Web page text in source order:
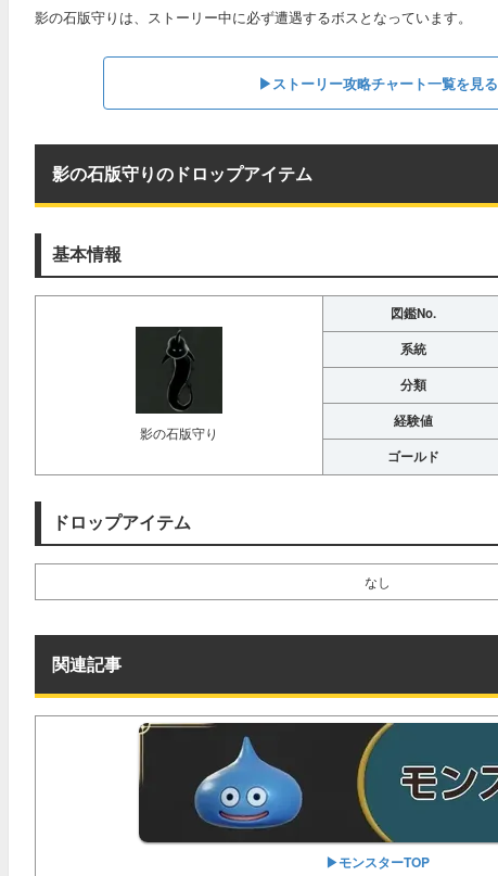
影の石版守りは、ストーリー中に必ず遭遇するボスとなっています。
▶︎ストーリー攻略チャート一覧を見る
影の石版守りのドロップアイテム
基本情報
影の石版守り
図鑑No.
系統
分類
経験値
ゴールド
ドロップアイテム
なし
関連記事
▶︎モンスターTOP